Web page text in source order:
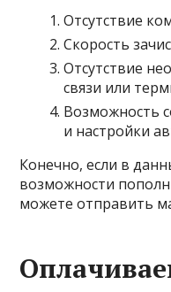
Отсутствие
Скорость
Отсутствие
связи или
Возможность
и настройки
Конечно, если в
возможности
можете отправить